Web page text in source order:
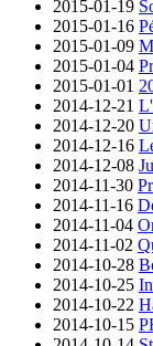
2015-01-19
2015-01-16
2015-01-09
2015-01-04
2015-01-01
2014-12-21
2014-12-20
2014-12-16
2014-12-08
2014-11-30
2014-11-16
2014-11-04
2014-11-02
2014-10-28
2014-10-25
2014-10-22
2014-10-15